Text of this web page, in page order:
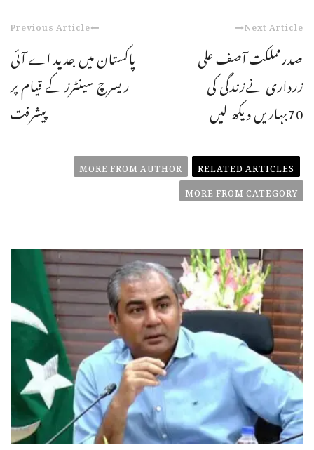
Previous Article
پاکستان میں جدید اے آئی
ریسرچ سینٹرز کے قیام پر
پیشرفت
Next Article
صدرمملکت آصف علی
زرداری نےزندگی کی
70بہاریں دیکھ لیں
RELATED ARTICLES
MORE FROM AUTHOR
MORE FROM CATEGORY